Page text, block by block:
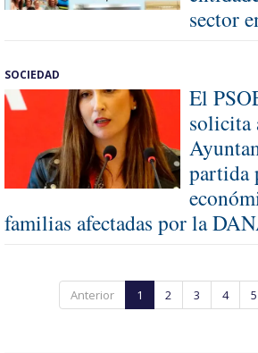
sector
SOCIEDAD
El
solicita
partida
familias afectadas por la
Anterior 1 2 3 4 5